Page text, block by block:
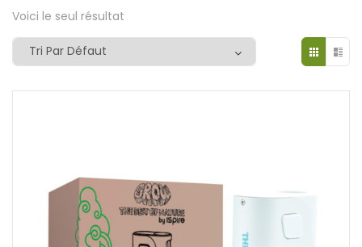
Voici le seul résultat